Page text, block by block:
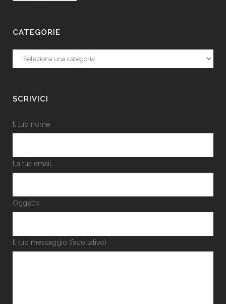
CATEGORIE
Categorie
SCRIVICI
Il tuo nome
La tua email
Oggetto
Il tuo messaggio (facoltativo)